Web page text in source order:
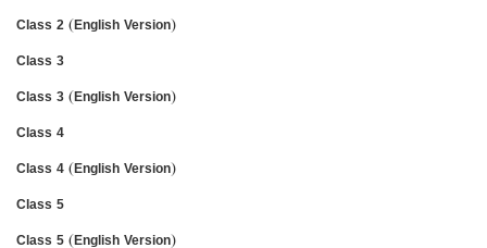
Class 2 (English Version)
Class 3
Class 3 (English Version)
Class 4
Class 4 (English Version)
Class 5
Class 5 (English Version)